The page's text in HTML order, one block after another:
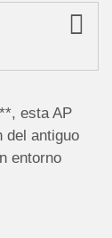
esta AP
del antiguo
entorno